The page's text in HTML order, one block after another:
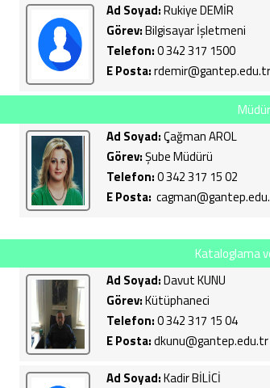
Ad Soyad:Rukiye DEMİR
Görev:Bilgisayar İşletmeni
Telefon:0 342 317 1500
E Posta:rdemir@gantep.edu.tr
Ad Soyad:Çağman AROL
Görev:Şube Müdürü
Telefon:0 342 317 15 02
E Posta:
Kataloglama
Ad Soyad:Davut KUNU
Görev:Kütüphaneci
Telefon:0 342 317 15 04
E Posta:dkunu@gantep.edu.tr
Ad Soyad:Kadir BİLİCİ